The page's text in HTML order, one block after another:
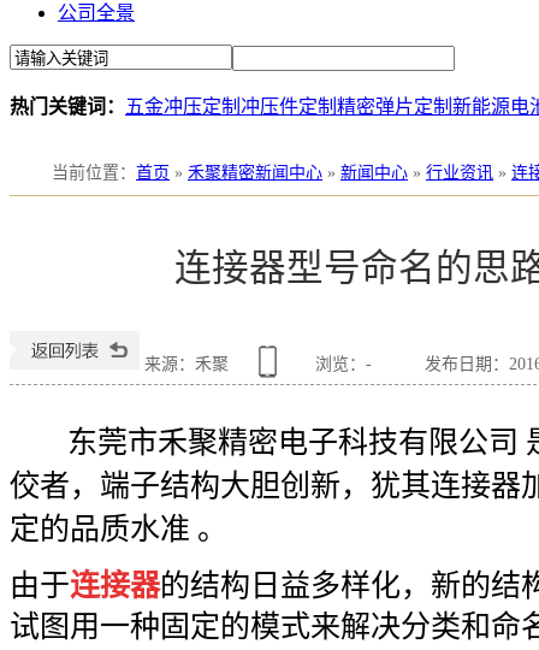
公司全景
热门关键词： 五金冲压定制 冲压件定制 精密弹片定制 新能源电
当前位置 ： 首页 » 禾聚精密新闻中心 » 新闻中心 » 行业资讯 » 连
连接器型号命名的思
来源：禾聚 浏览： - 发布日期：
东莞市禾聚精密电子科技有限公司
佼者，端子结构大胆创新，犹其连接器
定的品质水准 。
由于连接器的结构日益多样化，新的结
试图用一种固定的模式来解决分类和命